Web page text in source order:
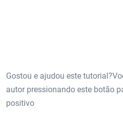
Gostou e ajudou este
autor pressionando este botão
positivo